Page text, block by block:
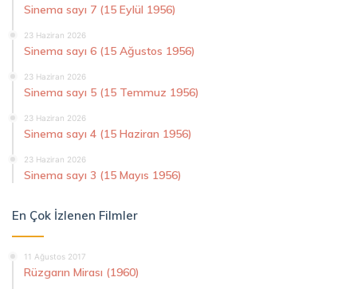
Sinema sayı 7 (15 Eylül 1956)
23 Haziran 2026
Sinema sayı 6 (15 Ağustos 1956)
23 Haziran 2026
Sinema sayı 5 (15 Temmuz 1956)
23 Haziran 2026
Sinema sayı 4 (15 Haziran 1956)
23 Haziran 2026
Sinema sayı 3 (15 Mayıs 1956)
En Çok İzlenen Filmler
11 Ağustos 2017
Rüzgarın Mirası (1960)